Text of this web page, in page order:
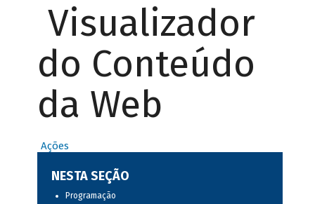
Visualizador
do Conteúdo
da Web
Ações
NESTA SEÇÃO
Programação